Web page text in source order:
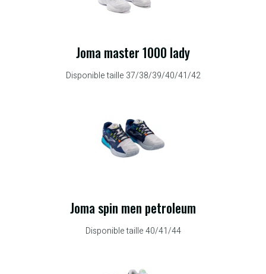
Joma master 1000 lady
Disponible taille 37/38/39/40/41/42
Joma spin men petroleum
Disponible taille 40/41/44